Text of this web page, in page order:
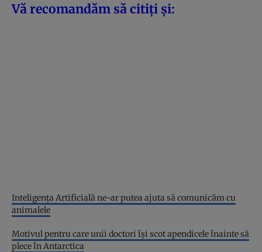
Vă recomandăm să citiți și:
Inteligența Artificială ne-ar putea ajuta să comunicăm cu
animalele
Motivul pentru care unii doctori își scot apendicele înainte să
plece în Antarctica